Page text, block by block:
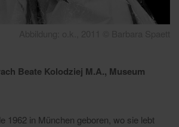
Beate Kolodziej M.A., Museum
1962 in München geboren, wo sie lebt